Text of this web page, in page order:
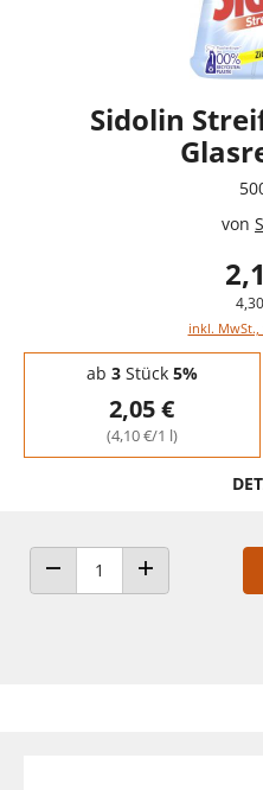
Sidolin
von
inkl. MwSt.,
Staffelpreise - Mengenrabatt
ab 3Stück 5%
2,05 €
(4,10 €/1 l)
ANZAHL VERRINGERNANZAHL ERHÖHEN